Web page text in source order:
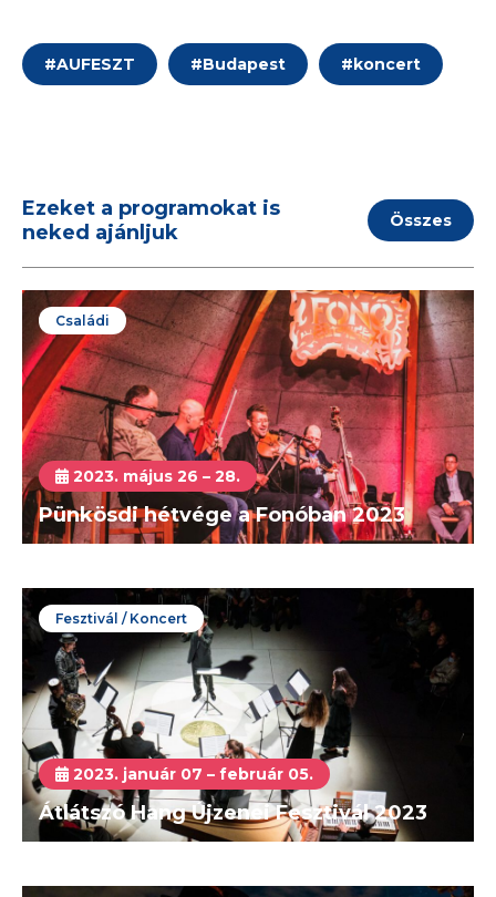
#AUFESZT #Budapest #koncert
Ezeket a programokat is
neked ajánljuk
Összes
Családi
2023. május 26 – 28.
Pünkösdi hétvége a Fonóban 2023
Fesztivál / Koncert
2023. január 07 – február 05.
Átlátszó Hang Újzenei Fesztivál 2023